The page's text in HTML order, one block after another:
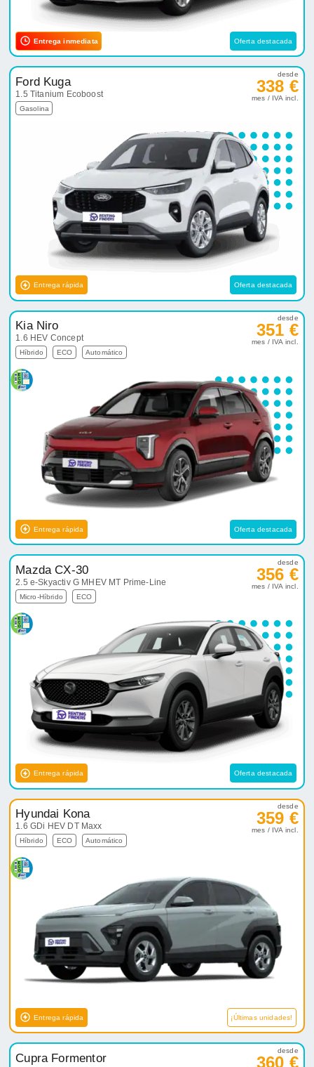
Entrega inmediata Oferta destacada
Ford Kuga
1.5 Titanium Ecoboost
Gasolina
desde
338 €
mes / IVA incl.
Entrega rápida Oferta destacada
Kia Niro
1.6 HEV Concept
Híbrido ECO Automático
desde
351 €
mes / IVA incl.
Entrega rápida Oferta destacada
Mazda CX-30
2.5 e-Skyactiv G MHEV MT Prime-Line
Micro-Híbrido ECO
desde
356 €
mes / IVA incl.
Entrega rápida Oferta destacada
Hyundai Kona
1.6 GDi HEV DT Maxx
Híbrido ECO Automático
desde
359 €
mes / IVA incl.
Entrega rápida ¡Últimas unidades!
Cupra Formentor
desde
360 €